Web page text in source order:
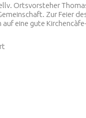
Ortsvorsteher
Zur Feier
eine gute